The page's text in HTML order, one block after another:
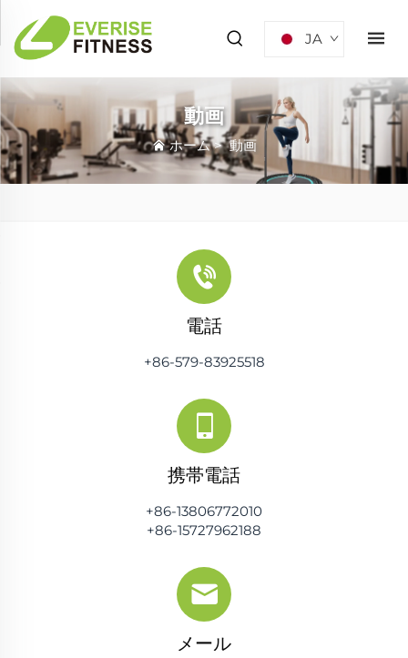
JA
動画
ホーム>動画
電話
+86-579-83925518
携帯電話
+86-13806772010
+86-15727962188
メール